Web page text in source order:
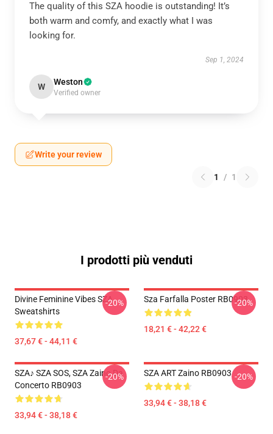
The quality of this SZA hoodie is outstanding! It’s
both warm and comfy, and exactly what I was
looking for.
Sep 1, 2024
W Weston
Verified owner
Write your review
1 / 1
I prodotti più venduti
Divine Feminine Vibes SZA
Sweatshirts
37,67 € - 44,11 €
-20% Sza Farfalla Poster RB0903
18,21 € - 42,22 €
-20%
SZA♪ SZA SOS, SZA Zaino Da
Concerto RB0903
33,94 € - 38,18 €
-20% SZA ART Zaino RB0903
33,94 € - 38,18 €
-20%